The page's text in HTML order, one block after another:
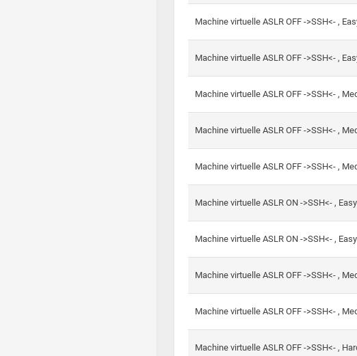
Machine virtuelle ASLR OFF ->SSH<- ,
Machine virtuelle ASLR OFF ->SSH<- ,
Machine virtuelle ASLR OFF ->SSH<- ,
Machine virtuelle ASLR OFF ->SSH<- ,
Machine virtuelle ASLR OFF ->SSH<- ,
Machine virtuelle ASLR ON ->SSH<- ,
Machine virtuelle ASLR ON ->SSH<- ,
Machine virtuelle ASLR OFF ->SSH<- ,
Machine virtuelle ASLR OFF ->SSH<- ,
Machine virtuelle ASLR OFF ->SSH<- ,